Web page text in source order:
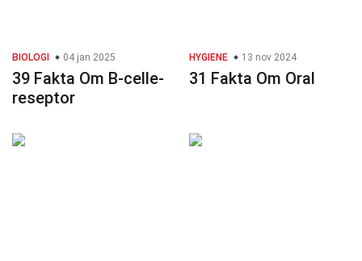
BIOLOGI 04 jan 2025
39 Fakta Om B-celle-
reseptor
HYGIENE 13 nov 2024
31 Fakta Om Oral